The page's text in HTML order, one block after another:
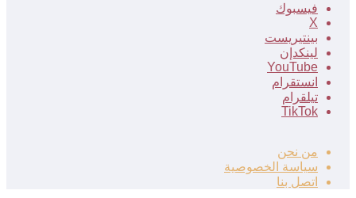
فيسبوك
‫X
بينتيريست
لينكدإن
‫YouTube
انستقرام
تيلقرام
‫TikTok
من نحن
سياسة الخصوصية
اتصل بنا